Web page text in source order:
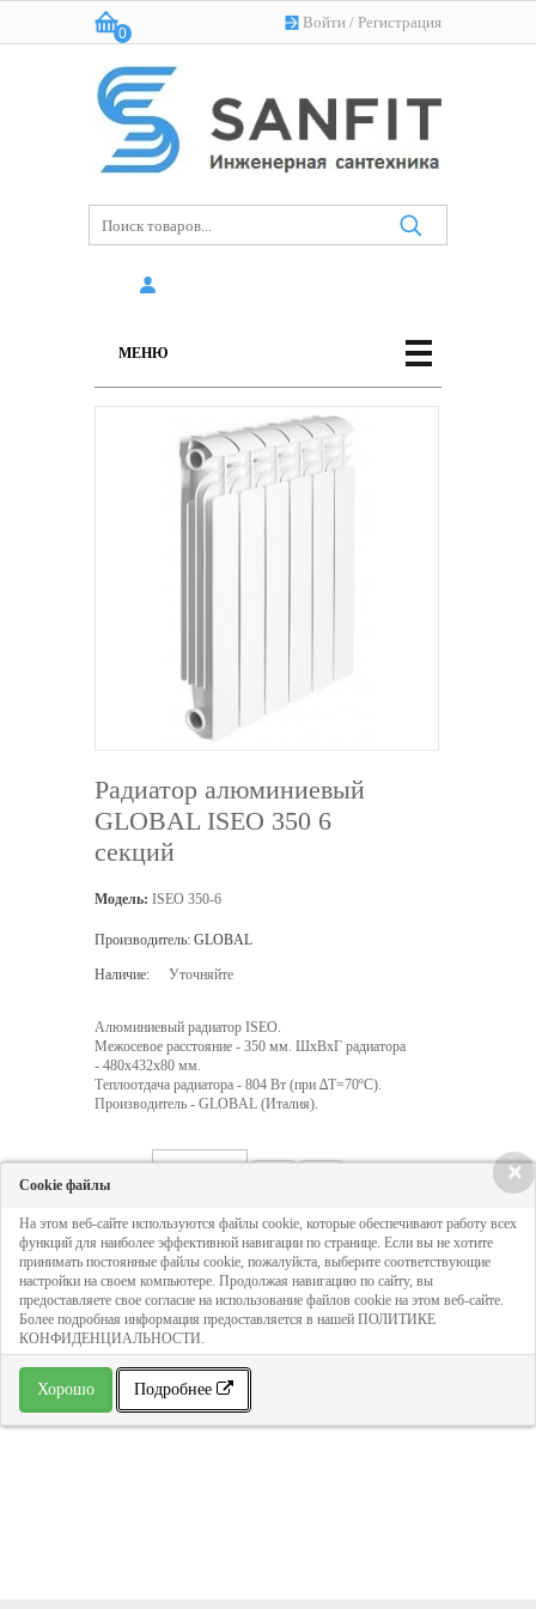
Войти / Регистрация
Корзина:
0
(пусто)
МЕНЮ
Радиатор алюминиевый
GLOBAL ISEO 350 6
секций
Модель: ISEO 350-6
Производитель: GLOBAL
Наличие: Уточняйте
Алюминиевый радиатор ISEO.
Межосевое расстояние - 350 мм. ШхВхГ радиатора
- 480х432х80 мм.
Теплоотдача радиатора - 804 Вт (при ∆T=70ºC).
Производитель - GLOBAL (Италия).
Кол-во:
3 780 руб
ДОБАВИТЬ В КОРЗИНУ
» В избранное
×
Cookie файлы
На этом веб-сайте используются файлы cookie, которые обеспечивают работу всех
функций для наиболее эффективной навигации по странице. Если вы не хотите
принимать постоянные файлы cookie, пожалуйста, выберите соответствующие
настройки на своем компьютере. Продолжая навигацию по сайту, вы
предоставляете свое согласие на использование файлов cookie на этом веб-сайте.
Более подробная информация предоставляется в нашей ПОЛИТИКЕ
КОНФИДЕНЦИАЛЬНОСТИ.
Хорошо Подробнее